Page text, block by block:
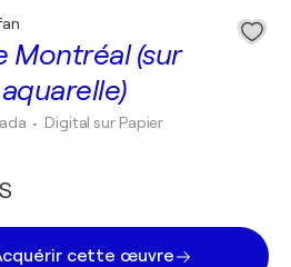
Montréal (sur
• Digital sur Papier
cette œuvre